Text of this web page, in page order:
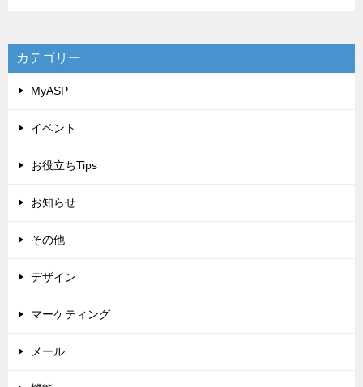
カテゴリー
MyASP
イベント
お役立ちTips
お知らせ
その他
デザイン
マーケティング
メール